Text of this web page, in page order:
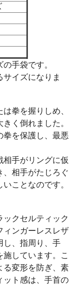
手袋です。
イズになりま
拳を握りしめ、
く倒れました。
拳を保護し、最悪
相手がリングに仮
、相手がたじろぐ
ことなのです。
クセルティック
ィンガーレスレザ
し、指周り、手
しています。こ
る変形を防ぎ、素
ット感は、手首の